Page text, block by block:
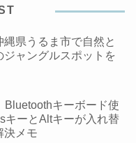
縄県うるま市で自然と
ジャングルスポットを
Bluetoothキーボード使
キーとAltキーが入れ替
決メモ